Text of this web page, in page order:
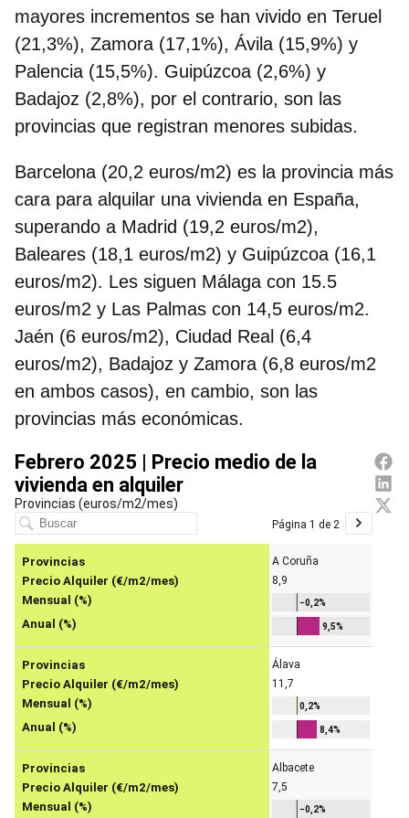
mayores incrementos se han vivido en Teruel
(21,3%), Zamora (17,1%), Ávila (15,9%) y
Palencia (15,5%). Guipúzcoa (2,6%) y
Badajoz (2,8%), por el contrario, son las
provincias que registran menores subidas.
Barcelona (20,2 euros/m2) es la provincia más
cara para alquilar una vivienda en España,
superando a Madrid (19,2 euros/m2),
Baleares (18,1 euros/m2) y Guipúzcoa (16,1
euros/m2). Les siguen Málaga con 15.5
euros/m2 y Las Palmas con 14,5 euros/m2.
Jaén (6 euros/m2), Ciudad Real (6,4
euros/m2), Badajoz y Zamora (6,8 euros/m2
en ambos casos), en cambio, son las
provincias más económicas.